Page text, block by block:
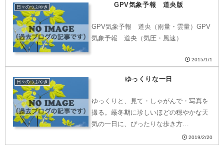
日々のつぶやき GPV気象予報 道央版
GPV気象予報 道央（雨量・雲量）GPV
気象予報 道央（気圧・風速）
2015/1/1
日々のつぶやき ゆっくりな一日
ゆっくりと、見て・しゃがんで・写真を
撮る。厳冬期に珍しいほどの穏やかな天
気の一日に、ぴったりな歩き方…
2019/2/20